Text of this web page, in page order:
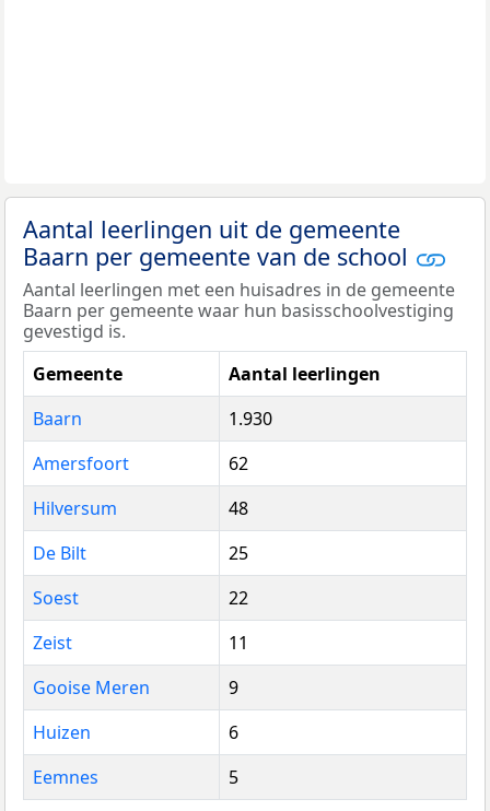
Aantal leerlingen uit de gemeente
Baarn per gemeente van de school
Aantal leerlingen met een huisadres in de gemeente
Baarn per gemeente waar hun basisschoolvestiging
gevestigd is.
Gemeente
Aantal leerlingen
Baarn
1.930
Amersfoort
62
Hilversum
48
De Bilt
25
Soest
22
Zeist
11
Gooise Meren
9
Huizen
6
Eemnes
5